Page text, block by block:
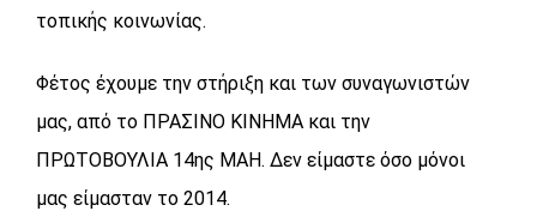
τοπικής κοινωνίας.
Φέτος έχουμε την στήριξη και των συναγωνιστών
μας, από το ΠΡΑΣΙΝΟ ΚΙΝΗΜΑ και την
ΠΡΩΤΟΒΟΥΛΙΑ 14ης ΜΑΗ. Δεν είμαστε όσο μόνοι
μας είμασταν το 2014.